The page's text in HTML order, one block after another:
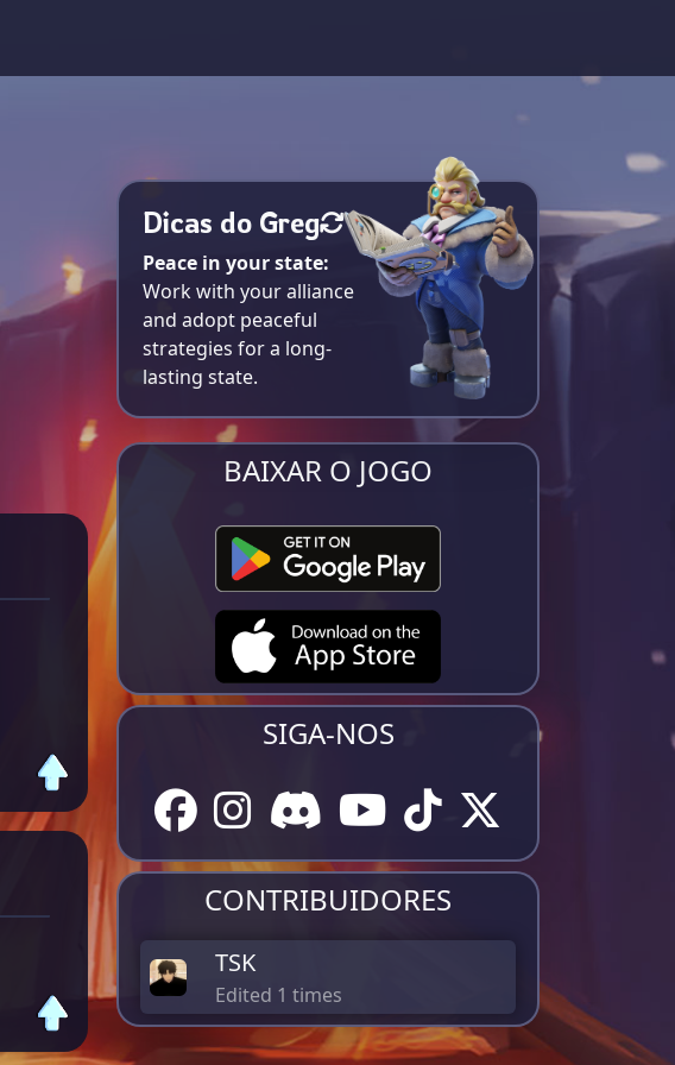
Dicas do Greg
Peace in your state:
Work with your alliance
and adopt peaceful
strategies for a long-
lasting state.
BAIXAR O JOGO
SIGA-NOS
CONTRIBUIDORES
TSK
Edited 1 times